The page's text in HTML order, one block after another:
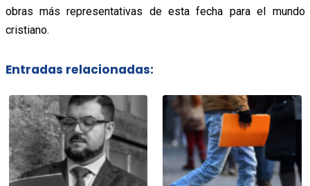
obras más representativas de esta fecha para el mundo
cristiano.
Entradas relacionadas: